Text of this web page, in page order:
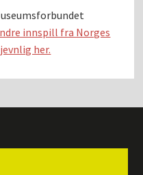
innspill fra Norges
her.